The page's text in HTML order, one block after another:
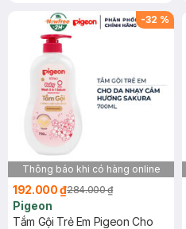
-32 %
Thông báo khi có hàng online
192.000 ₫284.000 ₫
Pigeon
Tắm Gội Trẻ Em Pigeon Cho